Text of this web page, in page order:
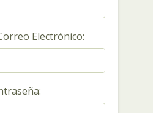
Electrónico: